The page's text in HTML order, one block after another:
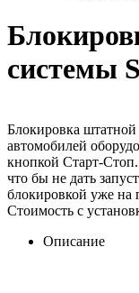
системы
Блокировка
автомобилей
кнопкой Старт-
что бы не дать
блокировкой уже на
Стоимость с
Описание